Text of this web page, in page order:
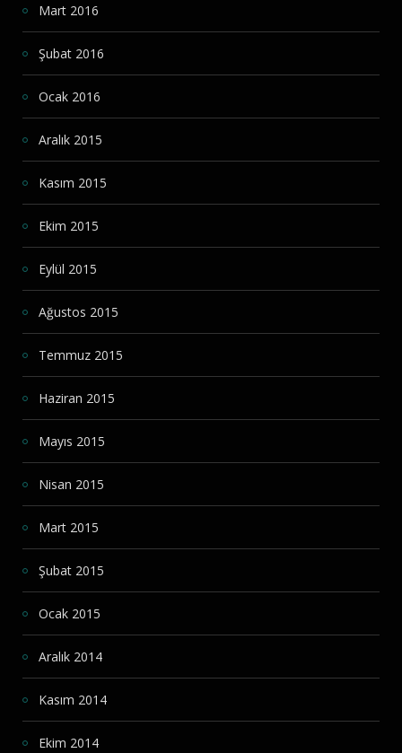
Mart 2016
Şubat 2016
Ocak 2016
Aralık 2015
Kasım 2015
Ekim 2015
Eylül 2015
Ağustos 2015
Temmuz 2015
Haziran 2015
Mayıs 2015
Nisan 2015
Mart 2015
Şubat 2015
Ocak 2015
Aralık 2014
Kasım 2014
Ekim 2014